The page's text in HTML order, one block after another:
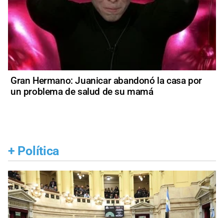
Gran Hermano: Juanicar abandonó la casa por
un problema de salud de su mamá
+ Política